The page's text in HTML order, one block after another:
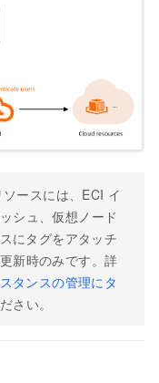
ースには、ECI イ
シュ、仮想ノード
にタグをアタッチ
新時のみです。詳
タンスの管理にタ
さい。